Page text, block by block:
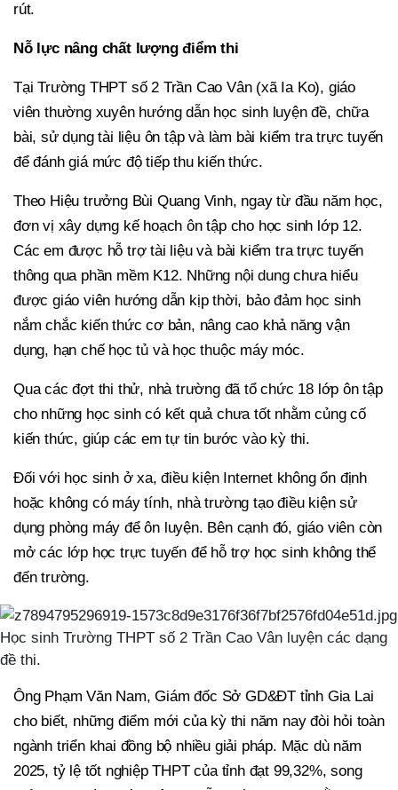
rút.
Nỗ lực nâng chất lượng điểm thi
Tại Trường THPT số 2 Trần Cao Vân (xã Ia Ko), giáo
viên thường xuyên hướng dẫn học sinh luyện đề, chữa
bài, sử dụng tài liệu ôn tập và làm bài kiểm tra trực tuyến
để đánh giá mức độ tiếp thu kiến thức.
Theo Hiệu trưởng Bùi Quang Vinh, ngay từ đầu năm học,
đơn vị xây dựng kế hoạch ôn tập cho học sinh lớp 12.
Các em được hỗ trợ tài liệu và bài kiểm tra trực tuyến
thông qua phần mềm K12. Những nội dung chưa hiểu
được giáo viên hướng dẫn kịp thời, bảo đảm học sinh
nắm chắc kiến thức cơ bản, nâng cao khả năng vận
dụng, hạn chế học tủ và học thuộc máy móc.
Qua các đợt thi thử, nhà trường đã tổ chức 18 lớp ôn tập
cho những học sinh có kết quả chưa tốt nhằm củng cố
kiến thức, giúp các em tự tin bước vào kỳ thi.
Đối với học sinh ở xa, điều kiện Internet không ổn định
hoặc không có máy tính, nhà trường tạo điều kiện sử
dụng phòng máy để ôn luyện. Bên cạnh đó, giáo viên còn
mở các lớp học trực tuyến để hỗ trợ học sinh không thể
đến trường.
Học sinh Trường THPT số 2 Trần Cao Vân luyện các dạng
đề thi.
Ông Phạm Văn Nam, Giám đốc Sở GD&ĐT tỉnh Gia Lai
cho biết, những điểm mới của kỳ thi năm nay đòi hỏi toàn
ngành triển khai đồng bộ nhiều giải pháp. Mặc dù năm
2025, tỷ lệ tốt nghiệp THPT của tỉnh đạt 99,32%, song